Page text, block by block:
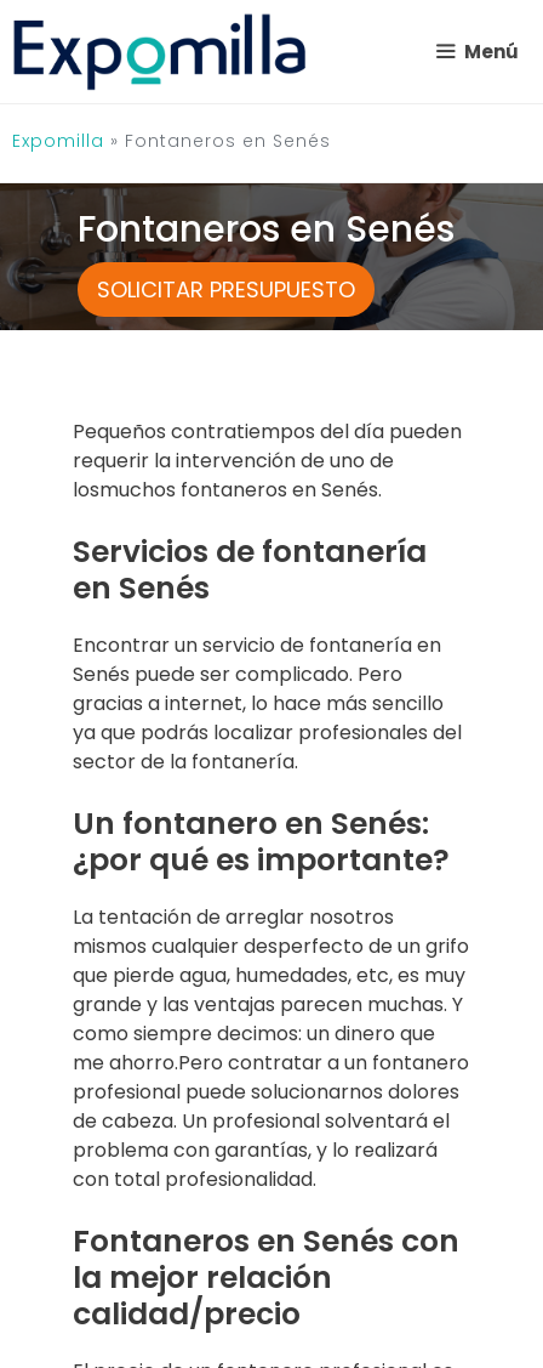
Saltar
contenido
Menú
Expomilla » Fontaneros en Senés
Fontaneros en Senés
SOLICITAR PRESUPUESTO
Pequeños contratiempos del día pueden
requerir la intervención de uno de
losmuchos fontaneros en Senés.
Servicios de fontanería
en Senés
Encontrar un servicio de fontanería en
Senés puede ser complicado. Pero
gracias a internet, lo hace más sencillo
ya que podrás localizar profesionales del
sector de la fontanería.
Un fontanero en Senés:
¿por qué es importante?
La tentación de arreglar nosotros
mismos cualquier desperfecto de un grifo
que pierde agua, humedades, etc, es muy
grande y las ventajas parecen muchas. Y
como siempre decimos: un dinero que
me ahorro.Pero contratar a un fontanero
profesional puede solucionarnos dolores
de cabeza. Un profesional solventará el
problema con garantías, y lo realizará
con total profesionalidad.
Fontaneros en Senés con
la mejor relación
calidad/precio